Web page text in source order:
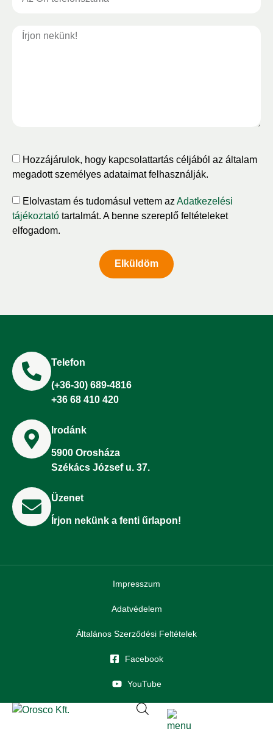
Hozzájárulok, hogy kapcsolattartás céljából az általam
megadott személyes adataimat felhasználják.
Elolvastam és tudomásul vettem az Adatkezelési
tájékoztató tartalmát. A benne szereplő feltételeket
elfogadom.
Elküldöm
Telefon
(+36-30) 689-4816
+36 68 410 420
Irodánk
5900 Orosháza
Székács József u. 37.
Üzenet
Írjon nekünk a fenti űrlapon!
Impresszum
Adatvédelem
Általános Szerződési Feltételek
Facebook
YouTube